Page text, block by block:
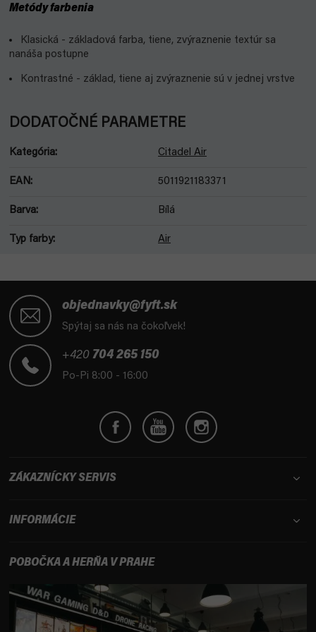
Metódy farbenia
Klasická - základová farba, tiene, zvýraznenie textúr sa
nanáša postupne
Kontrastné - základ, tiene aj zvýraznenie sú v jednej vrstve
DODATOČNÉ PARAMETRE
Kategória: Citadel Air
EAN: 5011921183371
Barva: Bílá
Typ farby: Air
objednavky@fyft.sk
Spýtaj sa nás na čokoľvek!
+420 704 265 150
Po-Pi 8:00 - 16:00
ZÁKAZNÍCKY SERVIS
INFORMÁCIE
POBOČKA A HERŇA V PRAHE